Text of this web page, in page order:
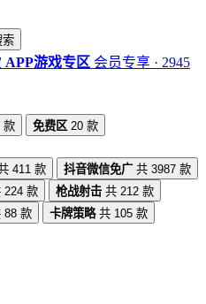
索
APP游戏专区 会员专享 · 2945
款 免费区 20 款
411 款 抖音微信免广 共 3987 款
224 款 枪战射击 共 212 款
88 款 卡牌策略 共 105 款